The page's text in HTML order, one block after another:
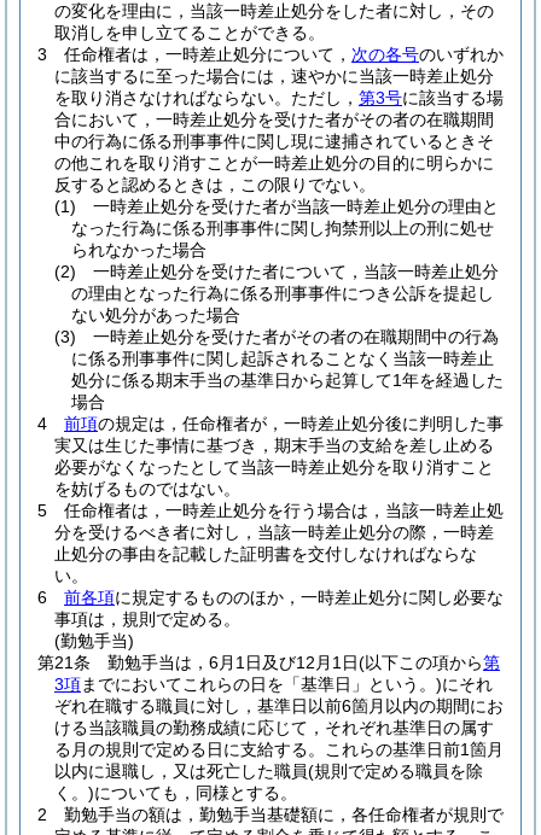
の変化を理由に，当該一時差止処分をした者に対し，その
取消しを申し立てることができる。
3
任命権者は，一時差止処分について， 次の各号のいずれか
に該当するに至った場合には，速やかに当該一時差止処分
を取り消さなければならない。 ただし， 第3号に該当する場
合において，一時差止処分を受けた者がその者の在職期間
中の行為に係る刑事事件に関し現に逮捕されているときそ
の他これを取り消すことが一時差止処分の目的に明らかに
反すると認めるときは，この限りでない。
(1)
一時差止処分を受けた者が当該一時差止処分の理由と
なった行為に係る刑事事件に関し拘禁刑以上の刑に処せ
られなかった場合
(2)
一時差止処分を受けた者について，当該一時差止処分
の理由となった行為に係る刑事事件につき公訴を提起し
ない処分があった場合
(3)
一時差止処分を受けた者がその者の在職期間中の行為
に係る刑事事件に関し起訴されることなく当該一時差止
処分に係る期末手当の基準日から起算して1年を経過した
場合
4
前項の規定は，任命権者が，一時差止処分後に判明した事
実又は生じた事情に基づき，期末手当の支給を差し止める
必要がなくなったとして当該一時差止処分を取り消すこと
を妨げるものではない。
5
任命権者は，一時差止処分を行う場合は，当該一時差止処
分を受けるべき者に対し，当該一時差止処分の際，一時差
止処分の事由を記載した証明書を交付しなければならな
い。
6
前各項に規定するもののほか，一時差止処分に関し必要な
事項は，規則で定める。
(勤勉手当)
第21条
勤勉手当は，6月1日及び12月1日(以下この項から第
3項までにおいてこれらの日を「基準日」という。)にそれ
ぞれ在職する職員に対し，基準日以前6箇月以内の期間にお
ける当該職員の勤務成績に応じて，それぞれ基準日の属す
る月の規則で定める日に支給する。
これらの基準日前1箇月
以内に退職し，又は死亡した職員(規則で定める職員を除
く。)についても，同様とする。
2
勤勉手当の額は，勤勉手当基礎額に，各任命権者が規則で